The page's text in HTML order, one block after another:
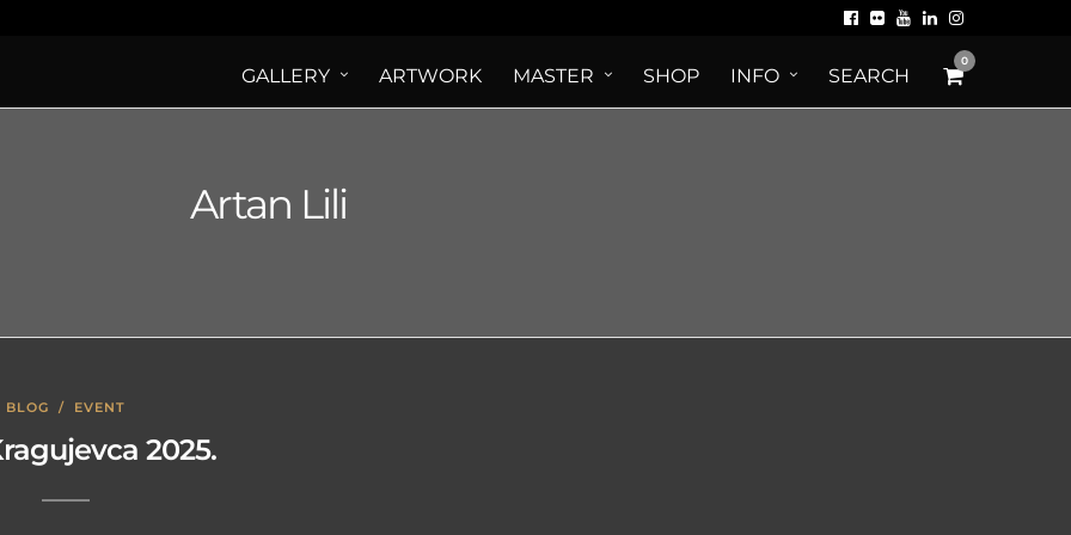
GALLERY ARTWORK MASTER SHOP INFO SEARCH
0
Artan Lili
BLOG / EVENT
2025.